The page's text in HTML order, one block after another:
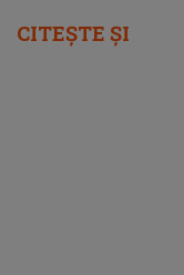
CITEȘTE ȘI